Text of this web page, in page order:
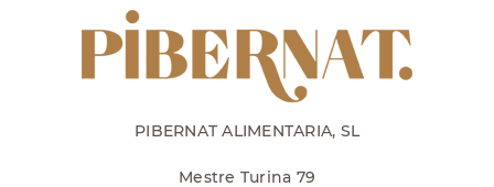
PIBERNAT ALIMENTARIA, SL
Mestre Turina 79